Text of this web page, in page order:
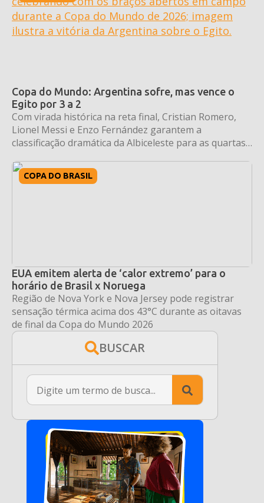
Copa do Mundo: Argentina sofre, mas vence o
Egito por 3 a 2
Com virada histórica na reta final, Cristian Romero,
Lionel Messi e Enzo Fernández garantem a
classificação dramática da Albiceleste para as quartas
COPA DO BRASIL
EUA emitem alerta de ‘calor extremo’ para o
horário de Brasil x Noruega
Região de Nova York e Nova Jersey pode registrar
sensação térmica acima dos 43°C durante as oitavas
de final da Copa do Mundo 2026
BUSCAR
Search
for: